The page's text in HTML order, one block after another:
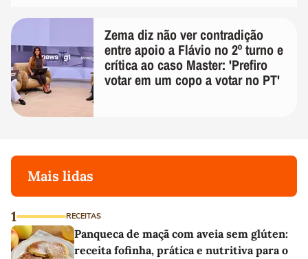
Zema diz não ver contradição
entre apoio a Flávio no 2º turno e
crítica ao caso Master: 'Prefiro
votar em um copo a votar no PT'
Mais lidas
1 RECEITAS
Panqueca de maçã com aveia sem glúten:
receita fofinha, prática e nutritiva para o